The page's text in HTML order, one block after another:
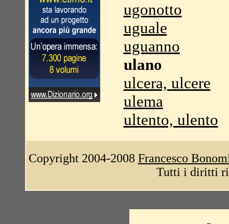
ugonotto
uguale
uguanno
ulano
ulcera, ulcere
ulema
ultento, ulento
Copyright 2004-2008 Francesco
Tutti i diritti